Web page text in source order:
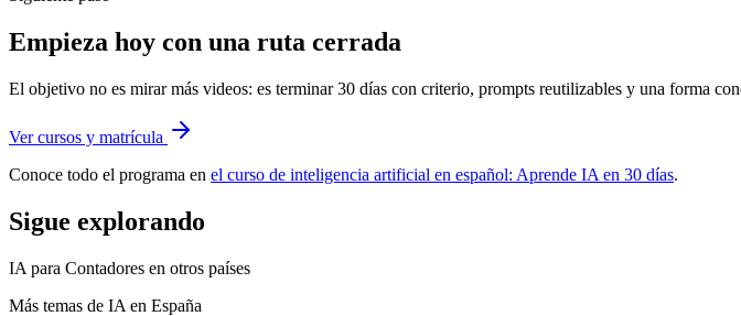
Empieza hoy con una ruta cerrada
El objetivo no es mirar más videos: es terminar 30 días con criterio, prompts reutilizables y una forma
Ver cursos y matrícula
Conoce todo el programa en el curso de inteligencia artificial en español: Aprende IA en 30 días.
Sigue explorando
IA para Contadores en otros países
Más temas de IA en España